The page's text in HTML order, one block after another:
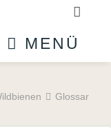
MENÜ
Glossar